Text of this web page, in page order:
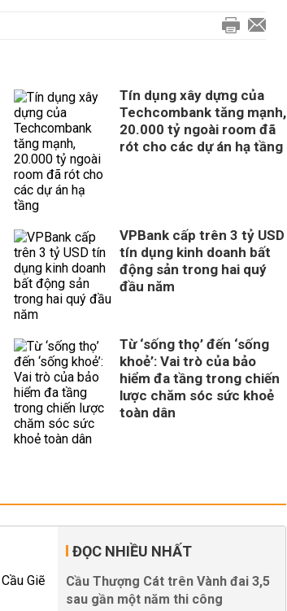
Tín dụng xây dựng của
Techcombank tăng mạnh,
20.000 tỷ ngoài room đã
rót cho các dự án hạ tầng
VPBank cấp trên 3 tỷ USD
tín dụng kinh doanh bất
động sản trong hai quý
đầu năm
Từ ‘sống thọ’ đến ‘sống
khoẻ’: Vai trò của bảo
hiểm đa tầng trong chiến
lược chăm sóc sức khoẻ
toàn dân
ĐỌC NHIỀU NHẤT
Cầu Thượng Cát trên Vành đai 3,5
sau gần một năm thi công